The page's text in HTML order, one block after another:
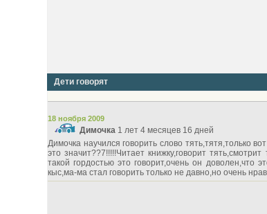
Дети говорят
18 ноября 2009
Димочка 1 лет 4 месяцев 16 дней
Димочка научился говорить слово тять,тятя,только
это значит??7!!!!!Читает книжку,говорит
такой гордостью это говорит,очень он доволен,что
кыс,ма-ма стал говорить только не давно,но очень